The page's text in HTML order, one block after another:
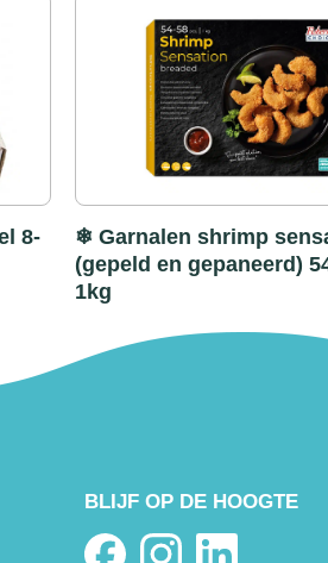
8-
❄ Garnalen shrimp
(gepeld en gepaneerd)
1kg
BLIJF OP DE HOOGTE